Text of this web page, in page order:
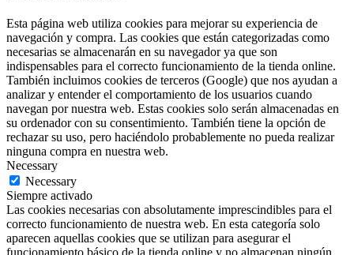
Esta página web utiliza cookies para mejorar su experiencia de
navegación y compra. Las cookies que están categorizadas como
necesarias se almacenarán en su navegador ya que son
indispensables para el correcto funcionamiento de la tienda online.
También incluimos cookies de terceros (Google) que nos ayudan a
analizar y entender el comportamiento de los usuarios cuando
navegan por nuestra web. Estas cookies solo serán almacenadas en
su ordenador con su consentimiento. También tiene la opción de
rechazar su uso, pero haciéndolo probablemente no pueda realizar
ninguna compra en nuestra web.
Necessary
Necessary
Siempre activado
Las cookies necesarias con absolutamente imprescindibles para el
correcto funcionamiento de nuestra web. En esta categoría solo
aparecen aquellas cookies que se utilizan para asegurar el
funcionamiento básico de la tienda online y no almacenan ningún